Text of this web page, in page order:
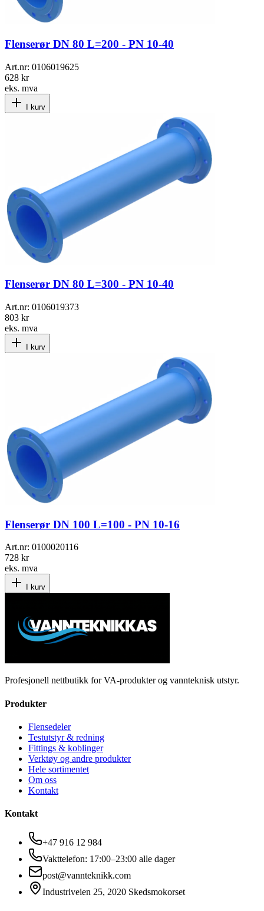
Flenserør DN 80 L=200 - PN 10-40
Art.nr: 0106019625
628 kr
eks. mva
I kurv
Flenserør DN 80 L=300 - PN 10-40
Art.nr: 0106019373
803 kr
eks. mva
I kurv
Flenserør DN 100 L=100 - PN 10-16
Art.nr: 0100020116
728 kr
eks. mva
I kurv
Profesjonell nettbutikk for VA-produkter og vannteknisk utstyr.
Produkter
Flensedeler
Testutstyr & redning
Fittings & koblinger
Verktøy og andre produkter
Hele sortimentet
Om oss
Kontakt
Kontakt
+47 916 12 984
Vakttelefon: 17:00–23:00 alle dager
post@vannteknikk.com
Industriveien 25, 2020 Skedsmokorset